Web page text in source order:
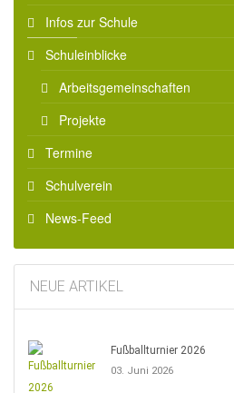
Infos zur Schule
Schuleinblicke
Arbeitsgemeinschaften
Projekte
Termine
Schulverein
News-Feed
NEUE ARTIKEL
Fußballturnier 2026
03. Juni 2026